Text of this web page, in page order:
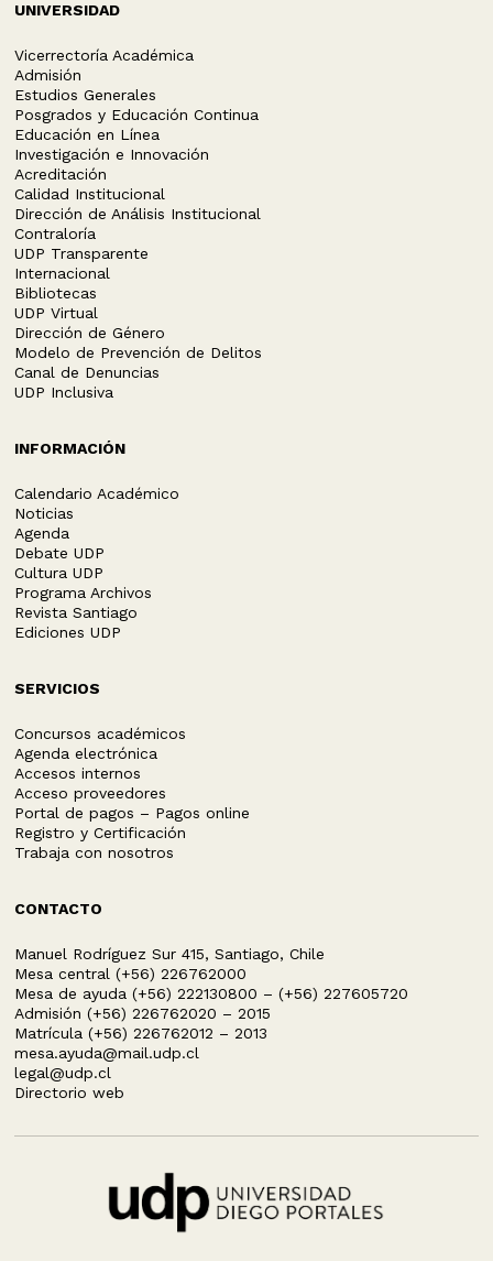
UNIVERSIDAD
Vicerrectoría Académica
Admisión
Estudios Generales
Posgrados y Educación Continua
Educación en Línea
Investigación e Innovación
Acreditación
Calidad Institucional
Dirección de Análisis Institucional
Contraloría
UDP Transparente
Internacional
Bibliotecas
UDP Virtual
Dirección de Género
Modelo de Prevención de Delitos
Canal de Denuncias
UDP Inclusiva
INFORMACIÓN
Calendario Académico
Noticias
Agenda
Debate UDP
Cultura UDP
Programa Archivos
Revista Santiago
Ediciones UDP
SERVICIOS
Concursos académicos
Agenda electrónica
Accesos internos
Acceso proveedores
Portal de pagos – Pagos online
Registro y Certificación
Trabaja con nosotros
CONTACTO
Manuel Rodríguez Sur 415, Santiago, Chile
Mesa central (+56) 226762000
Mesa de ayuda (+56) 222130800 – (+56) 227605720
Admisión (+56) 226762020 – 2015
Matrícula (+56) 226762012 – 2013
mesa.ayuda@mail.udp.cl
legal@udp.cl
Directorio web